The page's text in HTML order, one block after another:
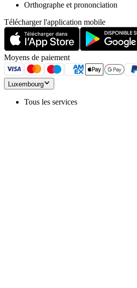
Orthographe et prononciation
Télécharger l'application mobile
Moyens de paiement
Luxembourg
Tous les services